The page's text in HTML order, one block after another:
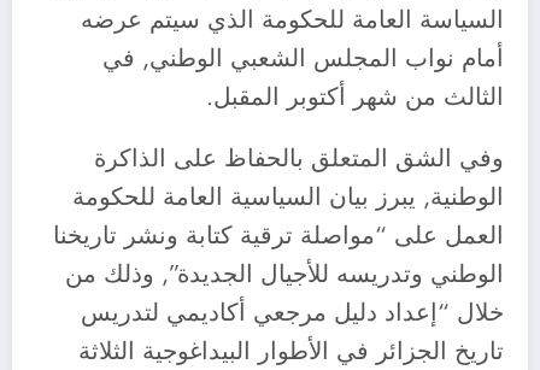
السياسة العامة للحكومة الذي سيتم عرضه
أمام نواب المجلس الشعبي الوطني, في
الثالث من شهر أكتوبر المقبل.
وفي الشق المتعلق بالحفاظ على الذاكرة
الوطنية, يبرز بيان السياسية العامة للحكومة
العمل على “مواصلة ترقية كتابة ونشر تاريخنا
الوطني وتدريسه للأجيال الجديدة”, وذلك من
خلال “إعداد دليل مرجعي أكاديمي لتدريس
تاريخ الجزائر في الأطوار البيداغوجية الثلاثة